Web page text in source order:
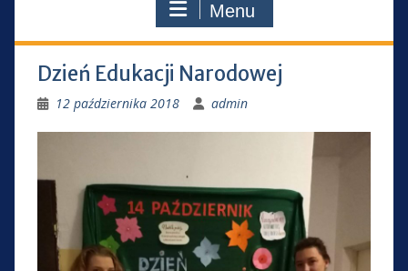
Menu
Dzień Edukacji Narodowej
12 października 2018 admin